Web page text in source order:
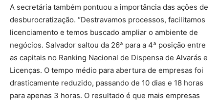
A secretária também pontuou a importância das ações de
desburocratização. “Destravamos processos, facilitamos
licenciamento e temos buscado ampliar o ambiente de
negócios. Salvador saltou da 26ª para a 4ª posição entre
as capitais no Ranking Nacional de Dispensa de Alvarás e
Licenças. O tempo médio para abertura de empresas foi
drasticamente reduzido, passando de 10 dias e 18 horas
para apenas 3 horas. O resultado é que mais empresas